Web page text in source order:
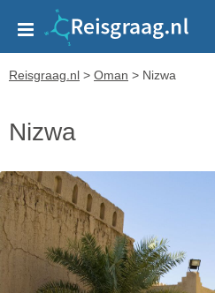
Reisgraag.nl > Oman > Nizwa
Nizwa